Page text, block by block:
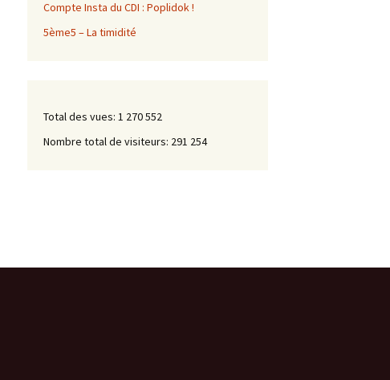
Compte Insta du CDI : Poplidok !
5ème5 – La timidité
Total des vues: 1 270 552
Nombre total de visiteurs: 291 254